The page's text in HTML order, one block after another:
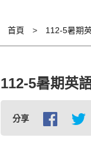
首頁
112-5暑期英
分享